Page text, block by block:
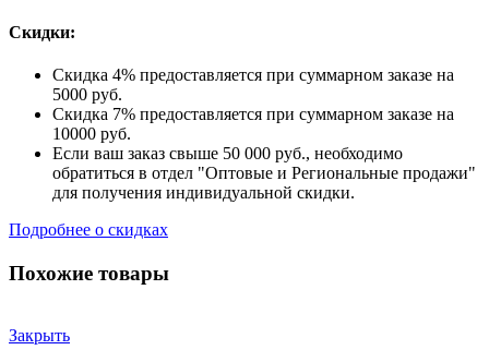
Скидки:
Скидка 4% предоставляется при суммарном заказе на
5000 руб.
Скидка 7% предоставляется при суммарном заказе на
10000 руб.
Если ваш заказ свыше 50 000 руб., необходимо
обратиться в отдел "Оптовые и Региональные продажи"
для получения индивидуальной скидки.
Подробнее о скидках
Похожие товары
Закрыть